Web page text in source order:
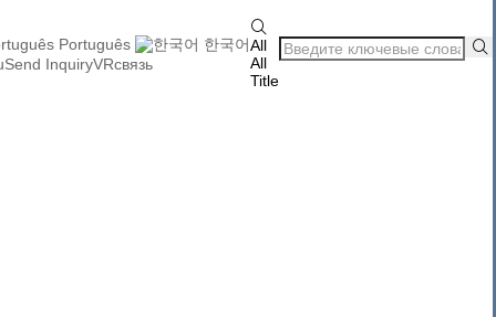

All
All
Title

Português
한국어
InquiryVRсвязь